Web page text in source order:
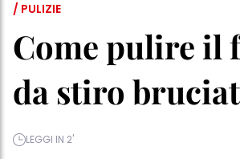
/ PULIZIE
Come pulire il
da stiro
LEGGI IN 2'